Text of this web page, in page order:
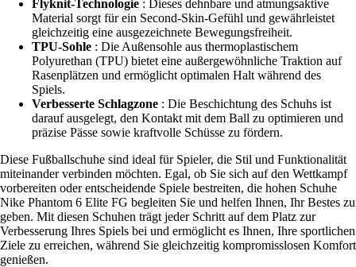
Flyknit-Technologie : Dieses dehnbare und atmungsaktive
Material sorgt für ein Second-Skin-Gefühl und gewährleistet
gleichzeitig eine ausgezeichnete Bewegungsfreiheit.
TPU-Sohle : Die Außensohle aus thermoplastischem
Polyurethan (TPU) bietet eine außergewöhnliche Traktion auf
Rasenplätzen und ermöglicht optimalen Halt während des
Spiels.
Verbesserte Schlagzone : Die Beschichtung des Schuhs ist
darauf ausgelegt, den Kontakt mit dem Ball zu optimieren und
präzise Pässe sowie kraftvolle Schüsse zu fördern.
Diese Fußballschuhe sind ideal für Spieler, die Stil und Funktionalität
miteinander verbinden möchten. Egal, ob Sie sich auf den Wettkampf
vorbereiten oder entscheidende Spiele bestreiten, die hohen Schuhe
Nike Phantom 6 Elite FG begleiten Sie und helfen Ihnen, Ihr Bestes zu
geben. Mit diesen Schuhen trägt jeder Schritt auf dem Platz zur
Verbesserung Ihres Spiels bei und ermöglicht es Ihnen, Ihre sportlichen
Ziele zu erreichen, während Sie gleichzeitig kompromisslosen Komfort
genießen.